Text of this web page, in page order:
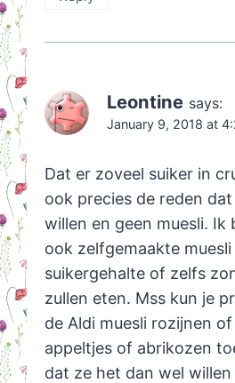
Leontine says:
January 9, 2018 at
Dat er zoveel suiker in
ook precies de reden
willen en geen muesli. Ik
ook zelfgemaakte
suikergehalte of zelfs
zullen eten. Mss kun je
de Aldi muesli rozijnen
appeltjes of abrikozen
dat ze het dan wel